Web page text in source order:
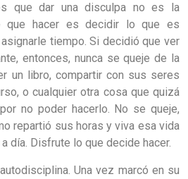
que dar una disculpa no es la
que hacer es decidir lo que es
tiempo. Si decidió que ver
entonces, nunca se queje de la
un libro, compartir con sus seres
o cualquier otra cosa que quizá
no poder hacerlo. No se queje,
repartió sus horas y viva esa vida
día. Disfrute lo que decide hacer.
Una vez marcó en su